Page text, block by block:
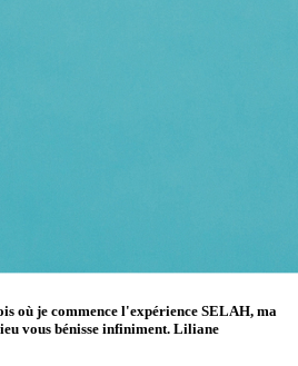
où je commence l'expérience SELAH, ma
vous bénisse infiniment. Liliane